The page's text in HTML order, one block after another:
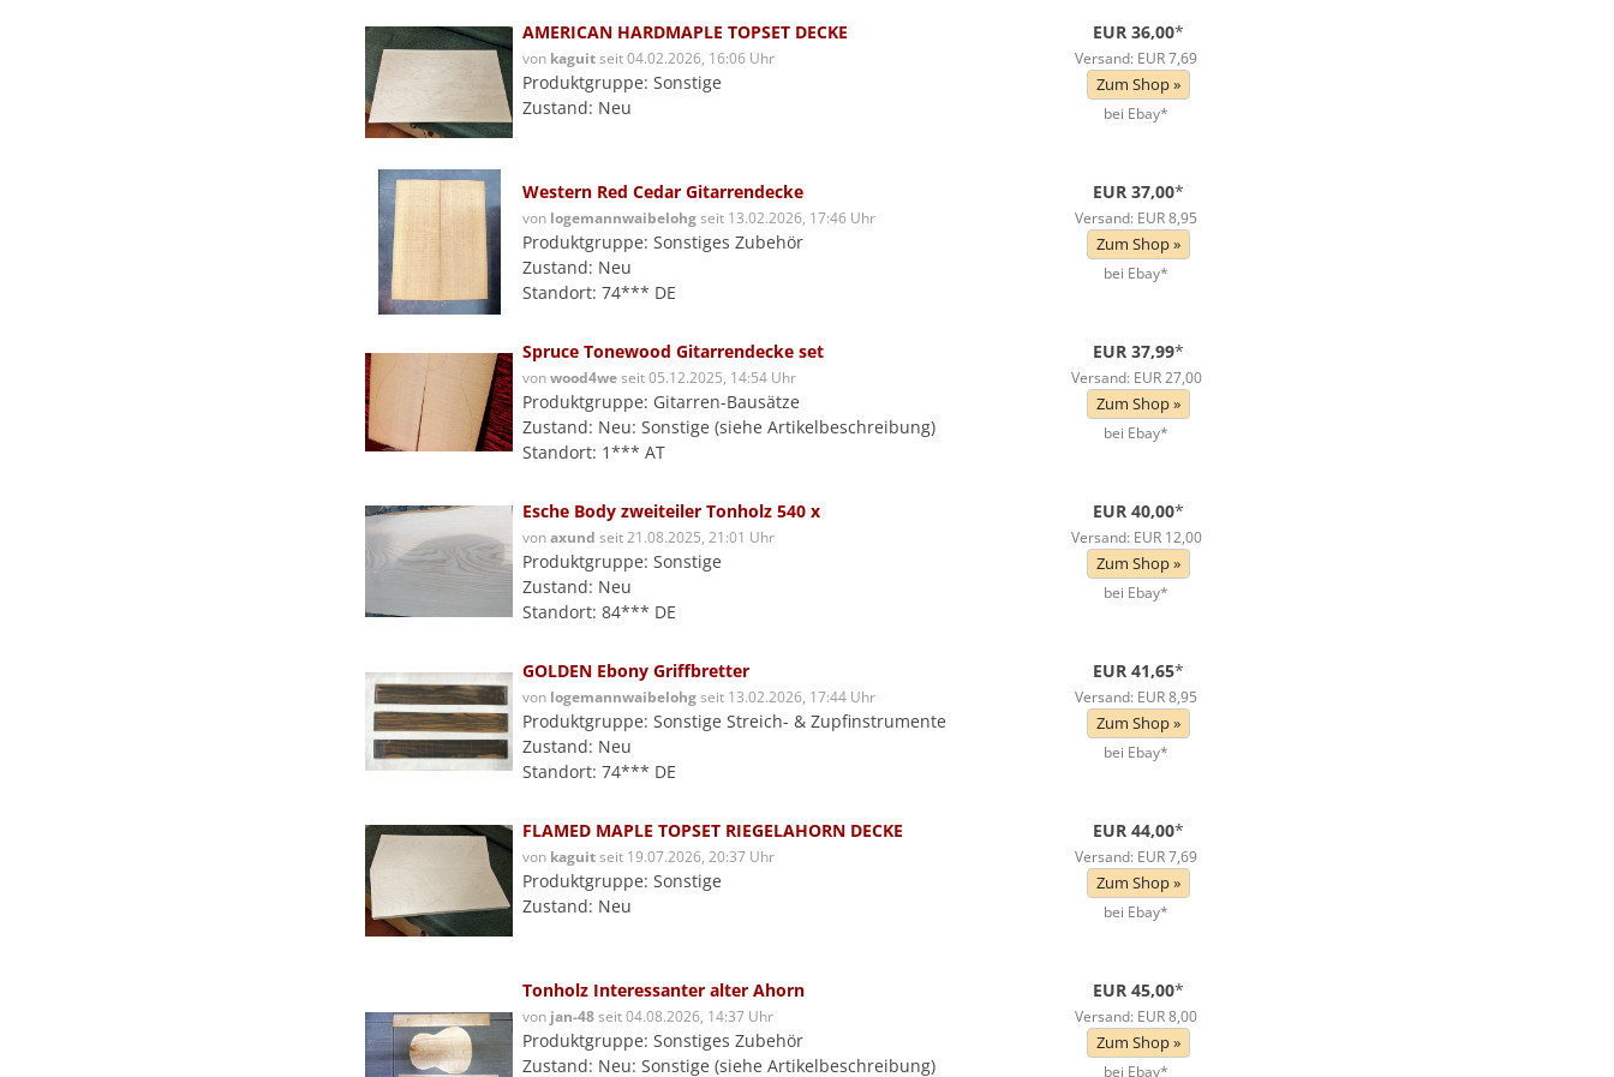
AMERICAN HARDMAPLE TOPSET DECKE
von kaguitseit 04.02.2026, 16:06 Uhr
Produktgruppe: Sonstige
Zustand: Neu
EUR 36,00*
Versand: EUR 7,69
Zum Shop »
bei Ebay*
Western Red Cedar Gitarrendecke
von logemannwaibelohgseit 13.02.2026, 17:46 Uhr
Produktgruppe: Sonstiges Zubehör
Zustand: Neu
Standort: 74*** DE
EUR 37,00*
Versand: EUR 8,95
Zum Shop »
bei Ebay*
Spruce Tonewood Gitarrendecke set
vonwood4weseit 05.12.2025, 14:54 Uhr
Produktgruppe: Gitarren-Bausätze
Zustand: Neu: Sonstige (siehe Artikelbeschreibung)
Standort: 1*** AT
EUR 37,99*
Versand: EUR 27,00
Zum Shop »
bei Ebay*
Esche Body zweiteiler Tonholz 540 x
vonaxund seit 21.08.2025, 21:01 Uhr
Produktgruppe: Sonstige
Zustand: Neu
Standort: 84*** DE
EUR 40,00*
Versand: EUR 12,00
Zum Shop »
bei Ebay*
GOLDEN Ebony Griffbretter
von logemannwaibelohgseit 13.02.2026, 17:44 Uhr
Produktgruppe: Sonstige Streich- & Zupfinstrumente
Zustand: Neu
Standort: 74*** DE
EUR 41,65*
Versand: EUR 8,95
Zum Shop »
bei Ebay*
FLAMED MAPLE TOPSET RIEGELAHORN DECKE
von kaguitseit 19.07.2026, 20:37 Uhr
Produktgruppe: Sonstige
Zustand: Neu
EUR 44,00*
Versand: EUR 7,69
Zum Shop »
bei Ebay*
Tonholz Interessanter alter Ahorn
von jan-48seit 04.08.2026, 14:37 Uhr
Produktgruppe: Sonstiges Zubehör
Zustand: Neu: Sonstige (siehe Artikelbeschreibung)
EUR 45,00*
Versand: EUR 8,00
Zum Shop »
bei Ebay*